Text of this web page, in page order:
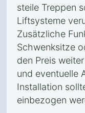
steile Treppen
Liftsysteme
Zusätzliche
Schwenksitze
den Preis
und eventuelle
Installation
einbezogen